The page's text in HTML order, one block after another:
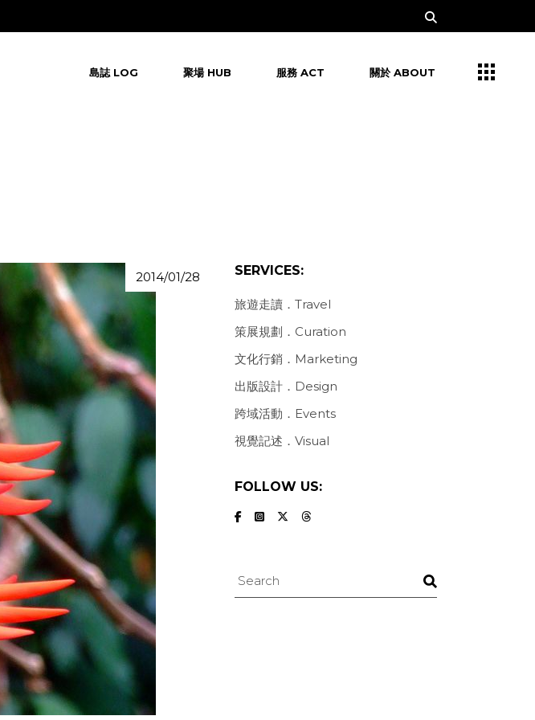
島誌 LOG 聚場 HUB 服務 ACT 關於 ABOUT
2014/01/28 SERVICES:
旅遊走讀．Travel
策展規劃．Curation
文化行銷．Marketing
出版設計．Design
跨域活動．Events
視覺記述．Visual
FOLLOW US:
Search